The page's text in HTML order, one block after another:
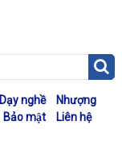
Dạy nghề
Nhượng
Bảo mật Liên hệ